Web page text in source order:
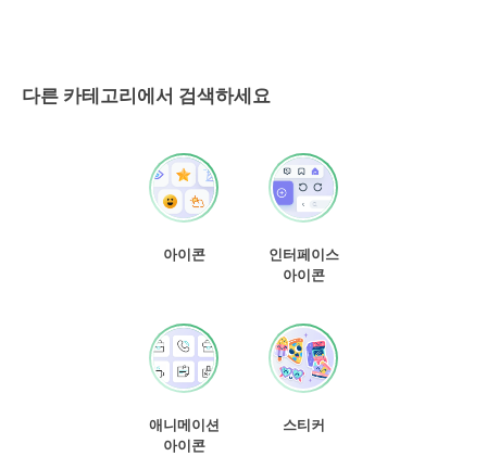
다른 카테고리에서 검색하세요
아이콘
인터페이스
아이콘
애니메이션
아이콘
스티커